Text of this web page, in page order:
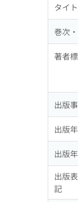
タイ
巻次
著者
出版
出版
出版
出版
記